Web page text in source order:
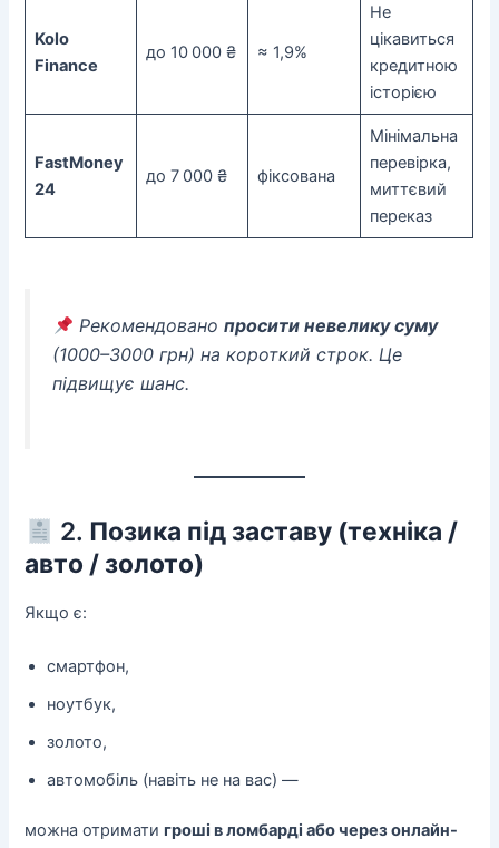
Kolo
Finance
до 10 000 ₴ ≈ 1,9%
Не
цікавиться
кредитною
історією
FastMoney
24
до 7 000 ₴ фіксована
Мінімальна
перевірка,
миттєвий
переказ
Рекомендовано просити невелику суму
(1000–3000 грн) на короткий строк. Це
підвищує шанс.
2. Позика під заставу (техніка /
авто / золото)
Якщо є:
смартфон,
ноутбук,
золото,
автомобіль (навіть не на вас) —
можна отриматигроші в ломбарді або через онлайн-